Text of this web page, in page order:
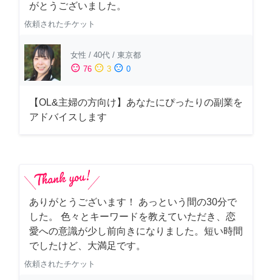
がとうございました。
依頼されたチケット
女性 / 40代 / 東京都
sentiment_satisfied 76 sentiment_neutral 3 sentiment_dissatisfied 0
【OL&主婦の方向け】あなたにぴったりの副業を
アドバイスします
ありがとうございます！ あっという間の30分で
した。 色々とキーワードを教えていただき、恋
愛への意識が少し前向きになりました。短い時間
でしたけど、大満足です。
依頼されたチケット